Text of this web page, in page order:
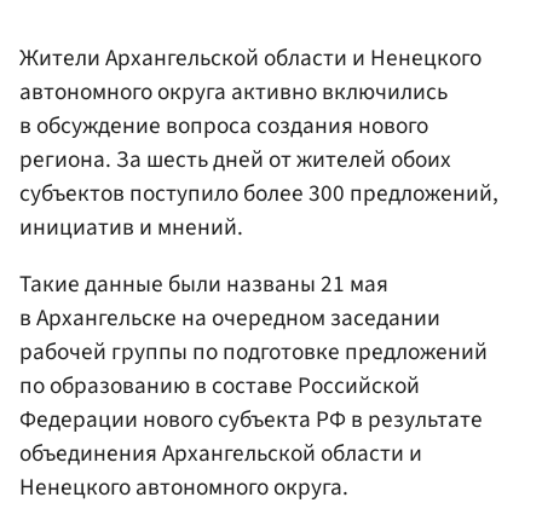
Жители Архангельской области и Ненецкого
автономного округа активно включились
в обсуждение вопроса создания нового
региона. За шесть дней от жителей обоих
субъектов поступило более 300 предложений,
инициатив и мнений.
Такие данные были названы 21 мая
в Архангельске на очередном заседании
рабочей группы по подготовке предложений
по образованию в составе Российской
Федерации нового субъекта РФ в результате
объединения Архангельской области и
Ненецкого автономного округа.